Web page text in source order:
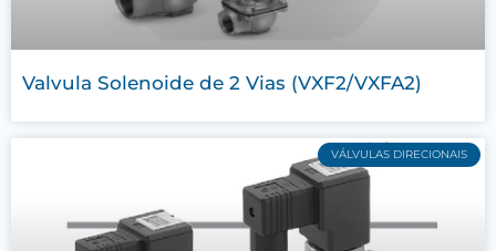
Valvula Solenoide de 2 Vias (VXF2/VXFA2)
VÁLVULAS DIRECIONAIS